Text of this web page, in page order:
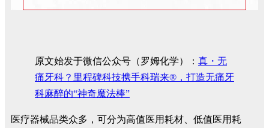
原文始发于微信公众号（罗姆化学）： 真・无
痛牙科？里程碑科技携手科瑞来®，打造无痛牙
科麻醉的“神奇魔法棒”
医疗器械品类众多，可分为高值医用耗材、低值医用耗